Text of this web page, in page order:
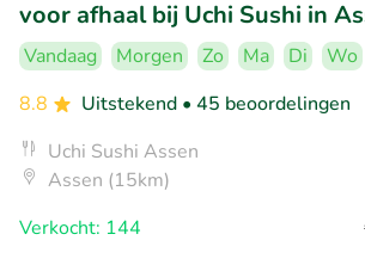
voor afhaal bij Uchi Sushi in
Vandaag Morgen Zo Ma Di Wo
8.8
Uitstekend • 45 beoordelingen
Uchi Sushi Assen
Assen (15km)
Verkocht: 144